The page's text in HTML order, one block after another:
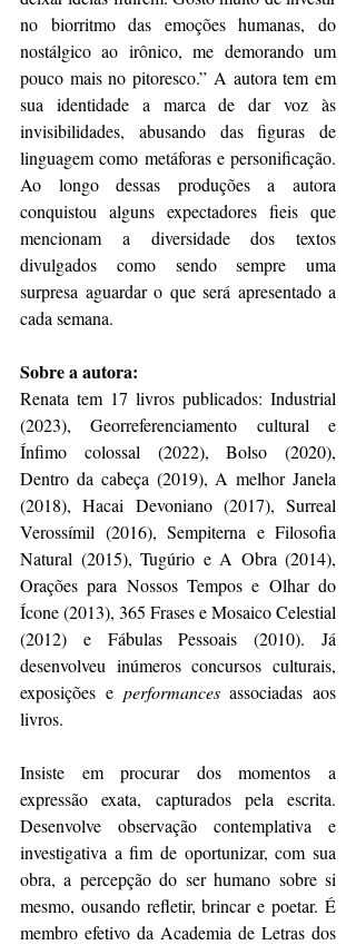
no biorritmo das emoções humanas, do
nostálgico ao irônico, me demorando um
pouco mais no pitoresco.” A autora tem em
sua identidade a marca de dar voz às
invisibilidades, abusando das figuras de
linguagem como metáforas e personificação.
Ao longo dessas produções a autora
conquistou alguns expectadores fieis que
mencionam a diversidade dos textos
divulgados como sendo sempre uma
surpresa aguardar o que será apresentado a
cada semana.
Sobre a autora:
Renata tem 17 livros publicados: Industrial
(2023), Georreferenciamento cultural e
Ínfimo colossal (2022), Bolso (2020),
Dentro da cabeça (2019), A melhor Janela
(2018), Hacai Devoniano (2017), Surreal
Verossímil (2016), Sempiterna e Filosofia
Natural (2015), Tugúrio e A Obra (2014),
Orações para Nossos Tempos e Olhar do
Ícone (2013), 365 Frases e Mosaico Celestial
(2012) e Fábulas Pessoais (2010). Já
desenvolveu inúmeros concursos culturais,
exposições e performances associadas aos
livros.
Insiste em procurar dos momentos a
expressão exata, capturados pela escrita.
Desenvolve observação contemplativa e
investigativa a fim de oportunizar, com sua
obra, a percepção do ser humano sobre si
mesmo, ousando refletir, brincar e poetar. É
membro efetivo da Academia de Letras dos